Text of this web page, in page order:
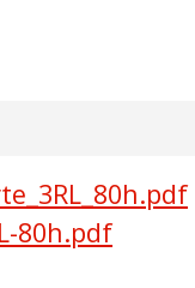
80h.pdf